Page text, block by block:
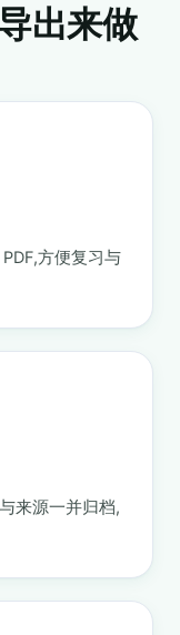
出来做
方便复习与
来源一并归档,